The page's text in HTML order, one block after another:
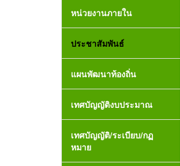
หน่วยงานภายใน
ประชาสัมพันธ์
แผนพัฒนาท้องถิ่น
เทศบัญญัติงบประมาณ
เทศบัญญัติ/ระเบียบ/กฏ
หมาย